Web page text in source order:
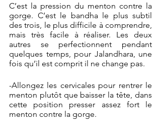
C’est la pression du menton contre la
gorge. C’est le bandha le plus subtil
des trois, le plus difficile à comprendre,
mais très facile à réaliser. Les deux
autres se perfectionnent pendant
quelques temps, pour Jalandhara, une
fois qu’il est comprit il ne change pas.
-Allongez les cervicales pour rentrer le
menton plutôt que baisser la tête, dans
cette position presser assez fort le
menton contre la gorge.